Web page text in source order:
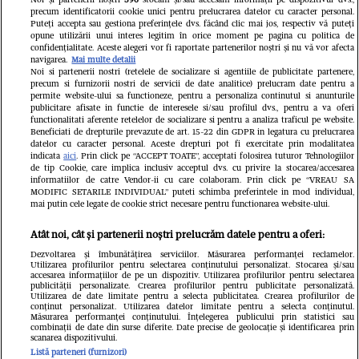
complet porțile timp de trei luni.
Milioane de pasageri, afectați
Un vecin instruit poate salva
o viață. Vezi despre ce e
vorba
Intră în
IKEA
precum identificatorii cookie unici pentru prelucrarea datelor cu caracter personal.
Puteți accepta sau gestiona preferințele dvs. făcând clic mai jos, respectiv vă puteți
opune utilizării unui interes legitim în orice moment pe pagina cu politica de
confidențialitate. Aceste alegeri vor fi raportate partenerilor noștri și nu vă vor afecta
navigarea. Mai multe detalii
Noi si partenerii nostri (retelele de socializare si agentiile de publicitate partenere,
precum si furnizorii nostri de servicii de date analitice) prelucram date pentru a
permite website-ului sa functioneze, pentru a personaliza continutul si anunturile
publicitare afisate in functie de interesele si/sau profilul dvs., pentru a va oferi
functionalitati aferente retelelor de socializare si pentru a analiza traficul pe website.
Beneficiati de drepturile prevazute de art. 15-22 din GDPR in legatura cu prelucrarea
datelor cu caracter personal. Aceste drepturi pot fi exercitate prin modalitatea
indicataaici. Prin click pe “ACCEPT TOATE”, acceptati folosirea tuturor Tehnologiilor
de tip Cookie, care implica inclusiv acceptul dvs. cu privire la stocarea/accesarea
informatiilor de catre Vendor-ii cu care colaboram. Prin click pe “VREAU SA
MODIFIC SETARILE INDIVIDUAL” puteti schimba preferintele in mod individual,
mai putin cele legate de cookie strict necesare pentru functionarea website-ului.
Atât noi, cât și partenerii noștri prelucrăm datele pentru a oferi:
Dezvoltarea și îmbunătățirea serviciilor. Măsurarea performanței reclamelor.
Utilizarea profilurilor pentru selectarea conținutului personalizat. Stocarea și/sau
accesarea informațiilor de pe un dispozitiv. Utilizarea profilurilor pentru selectarea
publicității personalizate. Crearea profilurilor pentru publicitate personalizată.
Utilizarea de date limitate pentru a selecta publicitatea. Crearea profilurilor de
conținut personalizat. Utilizarea datelor limitate pentru a selecta conținutul.
Măsurarea performanței conținutului. Înțelegerea publicului prin statistici sau
combinații de date din surse diferite. Date precise de geolocație și identificarea prin
scanarea dispozitivului.
Listă parteneri (furnizori)